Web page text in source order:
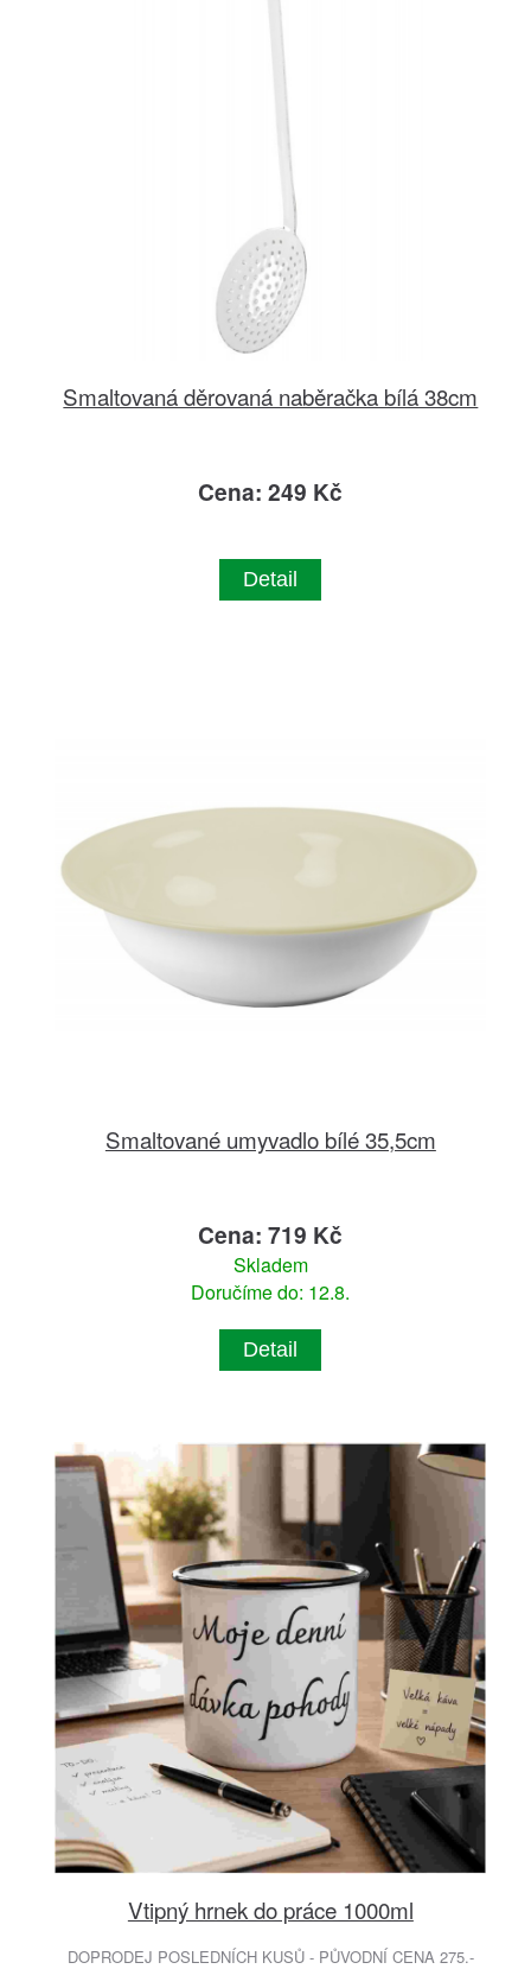
Smaltovaná děrovaná naběračka bílá 38cm
Cena: 249 Kč
Detail
Smaltované umyvadlo bílé 35,5cm
Cena: 719 Kč
Skladem
Doručíme do: 12.8.
Detail
Vtipný hrnek do práce 1000ml
DOPRODEJ POSLEDNÍCH KUSŮ - PŮVODNÍ CENA 275.-